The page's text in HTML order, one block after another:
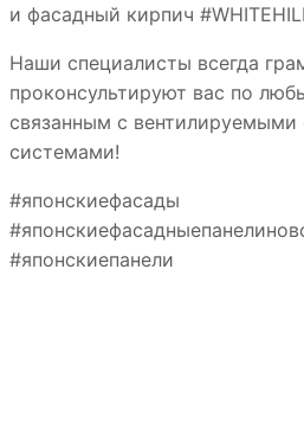
и фасадный кирпич
Наши специалисты всегда
проконсультируют вас по
связанным с
системами!
#японскиефасады
#японскиепанели